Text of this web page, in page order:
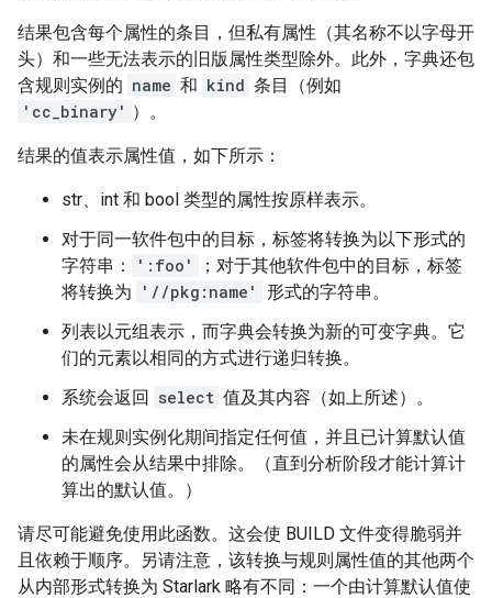
结果包含每个属性的条目，但私有属性（其名称不以字母开
头）和一些无法表示的旧版属性类型除外。此外，字典还包
含规则实例的 name 和 kind 条目（例如
'cc_binary' ）。
结果的值表示属性值，如下所示：
str、int 和 bool 类型的属性按原样表示。
对于同一软件包中的目标，标签将转换为以下形式的
字符串：
':foo'
；对于其他软件包中的目标，标签
将转换为
'//pkg:name'
形式的字符串。
列表以元组表示，而字典会转换为新的可变字典。它
们的元素以相同的方式进行递归转换。
系统会返回 select 值及其内容（如上所述）。
未在规则实例化期间指定任何值，并且已计算默认值
的属性会从结果中排除。（直到分析阶段才能计算计
算出的默认值。）
请尽可能避免使用此函数。这会使 BUILD 文件变得脆弱并
且依赖于顺序。另请注意，该转换与规则属性值的其他两个
从内部形式转换为 Starlark 略有不同：一个由计算默认值使